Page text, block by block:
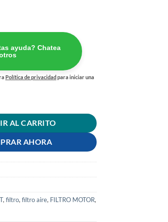
ayuda? Chatea
Política de privacidad para iniciar una
ONIX JOY cantidad
AL CARRITO
AHORA
, filtro, filtro aire, FILTRO MOTOR,